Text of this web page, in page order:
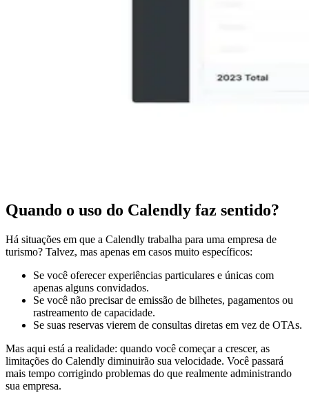
Quando o uso do Calendly faz sentido?
Há situações em que a Calendly trabalha para uma empresa de
turismo? Talvez, mas apenas em casos muito específicos:
Se você oferecer experiências particulares e únicas com
apenas alguns convidados.
Se você não precisar de emissão de bilhetes, pagamentos ou
rastreamento de capacidade.
Se suas reservas vierem de consultas diretas em vez de OTAs.
Mas aqui está a realidade: quando você começar a crescer, as
limitações do Calendly diminuirão sua velocidade. Você passará
mais tempo corrigindo problemas do que realmente administrando
sua empresa.